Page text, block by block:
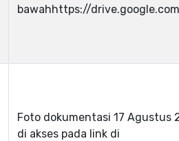
bawahhttps://
Foto dokumentasi 17 Agustus
di akses pada link di